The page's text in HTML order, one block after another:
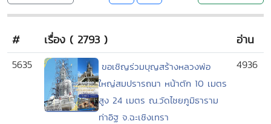
# เรื่อง ( 2793 ) อ่าน
5635
ขอเชิญร่วมบุญสร้างหลวงพ่อ
ใหญ่สมปรารถนา หน้าตัก 10 เมตร
สูง 24 เมตร ณ.วัดไชยภูมิธาราม
ท่าอิฐ จ.ฉะเชิงเทรา
4936